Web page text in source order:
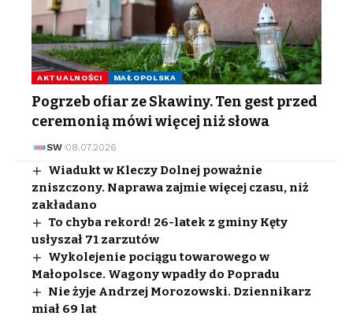
AKTUALNOŚCI MAŁOPOLSKA
Pogrzeb ofiar ze Skawiny. Ten gest przed
ceremonią mówi więcej niż słowa
SW 08.07.2026
Wiadukt w Kleczy Dolnej poważnie
zniszczony. Naprawa zajmie więcej czasu, niż
zakładano
To chyba rekord! 26-latek z gminy Kęty
usłyszał 71 zarzutów
Wykolejenie pociągu towarowego w
Małopolsce. Wagony wpadły do Popradu
Nie żyje Andrzej Morozowski. Dziennikarz
miał 69 lat